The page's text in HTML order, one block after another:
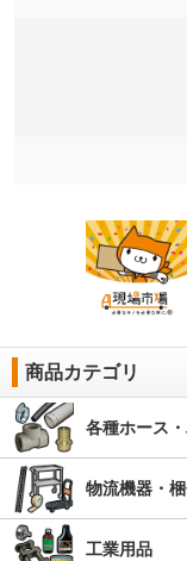
商品カテゴリ
各種ホース
物流機器・
工業用品